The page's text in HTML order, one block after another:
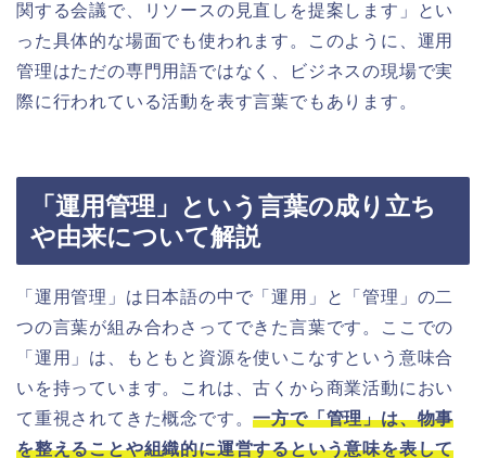
関する会議で、リソースの見直しを提案します」とい
った具体的な場面でも使われます。このように、運用
管理はただの専門用語ではなく、ビジネスの現場で実
際に行われている活動を表す言葉でもあります。
「運用管理」という言葉の成り立ち
や由来について解説
「運用管理」は日本語の中で「運用」と「管理」の二
つの言葉が組み合わさってできた言葉です。ここでの
「運用」は、もともと資源を使いこなすという意味合
いを持っています。これは、古くから商業活動におい
て重視されてきた概念です。一方で「管理」は、物事
を整えることや組織的に運営するという意味を表して